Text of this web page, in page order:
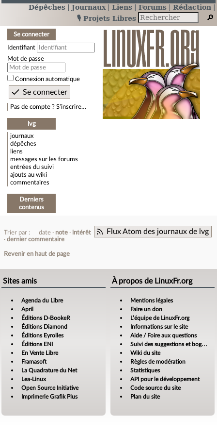
Dépêches Journaux Liens Forums
Rédaction
🎙️ Projets Libres
Se connecter
Identifiant
Mot de passe
Connexion automatique
Pas de compte ? S’inscrire…
lvg
journaux
dépêches
liens
messages sur les forums
entrées du suivi
ajouts au wiki
commentaires
Derniers
contenus
Flux Atom des journaux de lvg
Trier par : date note
intérêt
dernier commentaire
Revenir en haut de page
Sites amis
Agenda du Libre
April
Éditions D-BookeR
Éditions Diamond
Éditions Eyrolles
Éditions ENI
En Vente Libre
Framasoft
La Quadrature du Net
Lea-Linux
Open Source Initiative
Imprimerie Grafik Plus
À propos de LinuxFr.org
Mentions légales
Faire un don
L’équipe de LinuxFr.org
Informations sur le site
Aide / Foire aux questions
Suivi des suggestions et bogues
Wiki du site
Règles de modération
Statistiques
API pour le développement
Code source du site
Plan du site